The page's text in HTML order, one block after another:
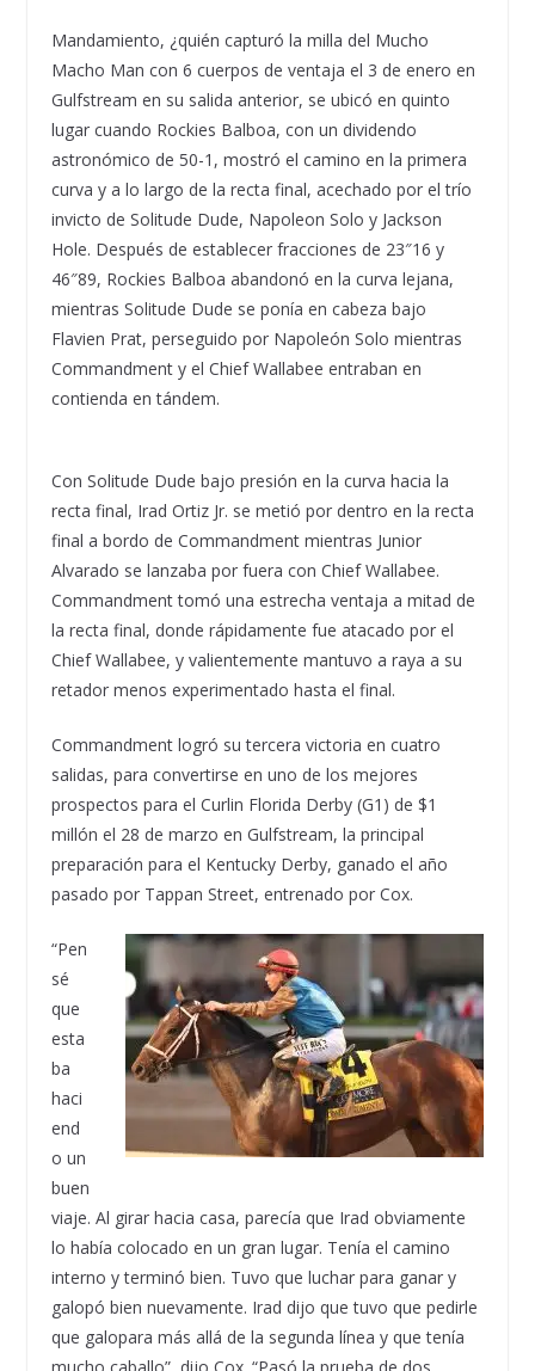
Mandamiento, ¿quién capturó la milla del Mucho
Macho Man con 6 cuerpos de ventaja el 3 de enero en
Gulfstream en su salida anterior, se ubicó en quinto
lugar cuando Rockies Balboa, con un dividendo
astronómico de 50-1, mostró el camino en la primera
curva y a lo largo de la recta final, acechado por el trío
invicto de Solitude Dude, Napoleon Solo y Jackson
Hole. Después de establecer fracciones de 23″16 y
46″89, Rockies Balboa abandonó en la curva lejana,
mientras Solitude Dude se ponía en cabeza bajo
Flavien Prat, perseguido por Napoleón Solo mientras
Commandment y el Chief Wallabee entraban en
contienda en tándem.
Con Solitude Dude bajo presión en la curva hacia la
recta final, Irad Ortiz Jr. se metió por dentro en la recta
final a bordo de Commandment mientras Junior
Alvarado se lanzaba por fuera con Chief Wallabee.
Commandment tomó una estrecha ventaja a mitad de
la recta final, donde rápidamente fue atacado por el
Chief Wallabee, y valientemente mantuvo a raya a su
retador menos experimentado hasta el final.
Commandment logró su tercera victoria en cuatro
salidas, para convertirse en uno de los mejores
prospectos para el Curlin Florida Derby (G1) de $1
millón el 28 de marzo en Gulfstream, la principal
preparación para el Kentucky Derby, ganado el año
pasado por Tappan Street, entrenado por Cox.
“Pen
sé
que
esta
ba
haci
end
o un
buen
viaje. Al girar hacia casa, parecía que Irad obviamente
lo había colocado en un gran lugar. Tenía el camino
interno y terminó bien. Tuvo que luchar para ganar y
galopó bien nuevamente. Irad dijo que tuvo que pedirle
que galopara más allá de la segunda línea y que tenía